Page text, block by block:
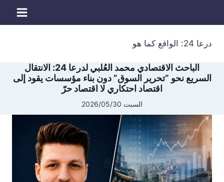
درعا 24: الواقع كما هو
الباحث الاقتصادي محمد العُلبي لدرعا 24: الانتقال
السريع نحو “تحرير السوق” دون بناء مؤسسات يقود إلى
اقتصاد احتكاري لا اقتصاد حرّ
السبت 2026/05/30